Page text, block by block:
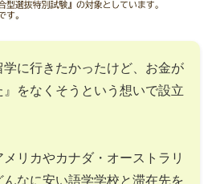
に行きたかったけど、お金が
をなくそうという想いで設立
リカやカナダ・オーストラリ
なに安い語学学校と滞在先を